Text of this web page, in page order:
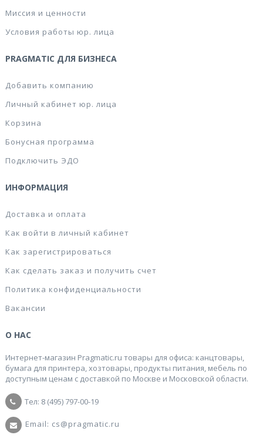
Миссия и ценности
Условия работы юр. лица
PRAGMATIC ДЛЯ БИЗНЕСА
Добавить компанию
Личный кабинет юр. лица
Корзина
Бонусная программа
Подключить ЭДО
ИНФОРМАЦИЯ
Доставка и оплата
Как войти в личный кабинет
Как зарегистрироваться
Как сделать заказ и получить счет
Политика конфиденциальности
Вакансии
О НАС
Интернет-магазин Pragmatic.ru товары для офиса: канцтовары,
бумага для принтера, хозтовары, продукты питания, мебель по
доступным ценам с доставкой по Москве и Московской области.
Тел: 8 (495) 797-00-19
Email: cs@pragmatic.ru